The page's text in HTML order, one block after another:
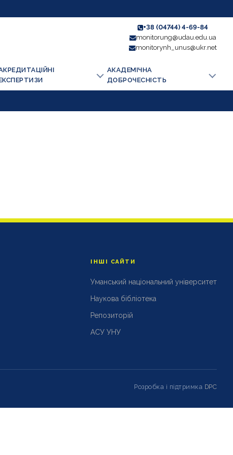
+38 (04744) 4-69-84
monitorung@udau.edu.ua
monitorynh_unus@ukr.net
АКАДЕМІЧНА
ДОБРОЧЕСНІСТЬ
ІНШІ САЙТИ
Уманський національний університет
Наукова бібліотека
Репозиторій
АСУ УНУ
Розробка і підтримка DPC